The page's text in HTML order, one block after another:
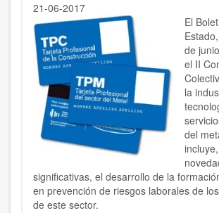
21-06-2017
El
de
el II
la
del
significativas, el desarrollo de la
en prevención de riesgos laborales de
de este sector.